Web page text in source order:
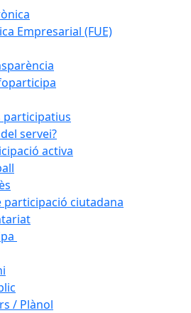
Empresarial (FUE)
participatius
servei?
activa
participació ciutadana
/ Plànol